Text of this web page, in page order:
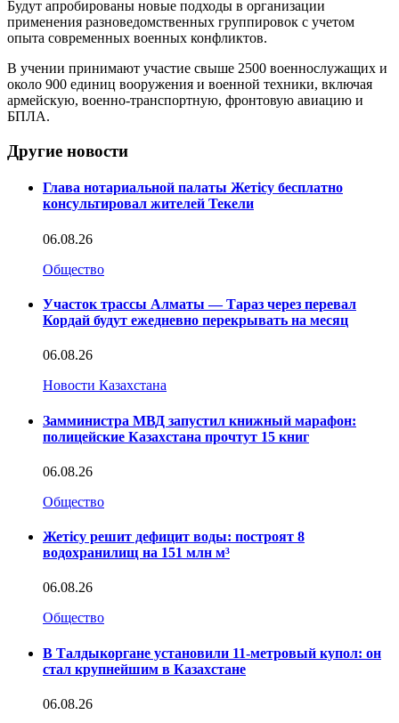
Будут апробированы новые подходы в организации
применения разноведомственных группировок с учетом
опыта современных военных конфликтов.
В учении принимают участие свыше 2500 военнослужащих и
около 900 единиц вооружения и военной техники, включая
армейскую, военно-транспортную, фронтовую авиацию и
БПЛА.
Другие новости
Глава нотариальной палаты Жетісу бесплатно
консультировал жителей Текели
06.08.26
Общество
Участок трассы Алматы — Тараз через перевал
Кордай будут ежедневно перекрывать на месяц
06.08.26
Новости Казахстана
Замминистра МВД запустил книжный марафон:
полицейские Казахстана прочтут 15 книг
06.08.26
Общество
Жетісу решит дефицит воды: построят 8
водохранилищ на 151 млн м³
06.08.26
Общество
В Талдыкоргане установили 11-метровый купол: он
стал крупнейшим в Казахстане
06.08.26